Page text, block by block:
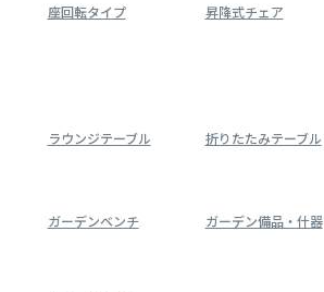
座回転タイプ 昇降式チェア
ラウンジテーブル 折りたたみテーブル
ガーデンベンチ ガーデン備品・什器